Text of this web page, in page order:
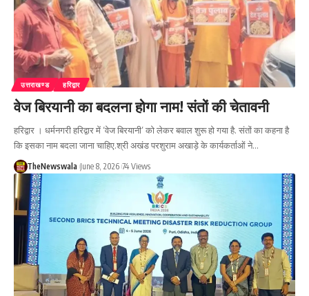
उत्तराखण्ड हरिद्वार
वेज बिरयानी का बदलना होगा नाम! संतों की चेतावनी
हरिद्वार । धर्मनगरी हरिद्वार में ‘वेज बिरयानी’ को लेकर बवाल शुरू हो गया है. संतों का कहना है
कि इसका नाम बदला जाना चाहिए.श्री अखंड परशुराम अखाड़े के कार्यकर्ताओं ने…
TheNewswala June 8, 2026 74 Views